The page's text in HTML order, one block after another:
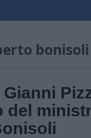
bonisoli
Gianni
del